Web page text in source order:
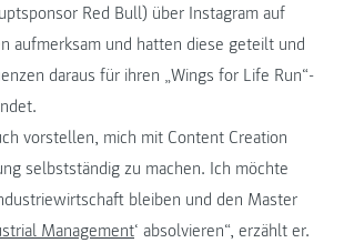
Red Bull) über Instagram auf
aufmerksam und hatten diese geteilt und
daraus für ihren „Wings for Life Run“-
vorstellen, mich mit Content Creation
selbstständig zu machen. Ich möchte
bleiben und den Master
Management‘ absolvieren“, erzählt er.